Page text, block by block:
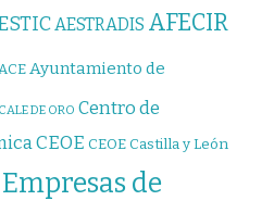
AESTRADIS AFECIR
Ayuntamiento de
DE ORO Centro de
CEOE CEOE Castilla y León
de